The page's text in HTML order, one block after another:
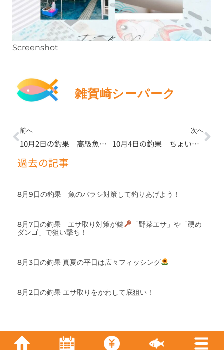
Screenshot
雑賀崎シーパーク
Prev
前へ
10月2日の釣果 高級魚放流中です
次へ
10月4日の釣果 ちょい釣り団体利用ありがとうございました
過去の記事
8月9日の釣果 魚のバラシ対策して釣りあげよう！
8月7日の釣果 エサ取り対策が鍵
「野菜エサ」や「硬め
ダンゴ」で狙い撃ち！
8月3日の釣果 真夏の平日は広々フィッシング
8月2日の釣果 エサ取りをかわして底狙い！